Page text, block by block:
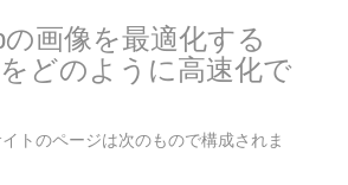
画像を最適化する
どのように高速化で
トのページは次のもので構成されま